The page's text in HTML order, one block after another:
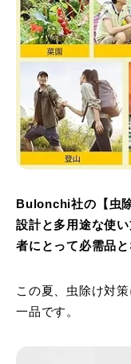
Bulonchi社の【虫
設計と多用途な使
者にとって必需品と
この夏、虫除け対
一品です。